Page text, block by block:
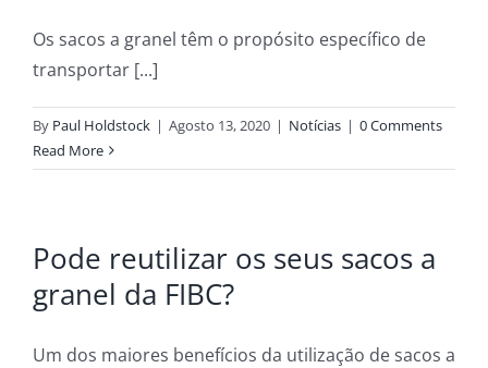
Os sacos a granel têm o propósito específico de
transportar [...]
By Paul Holdstock | Agosto 13, 2020 | Notícias | 0 Comments
Read More
Pode reutilizar os seus sacos a
granel da FIBC?
Um dos maiores benefícios da utilização de sacos a